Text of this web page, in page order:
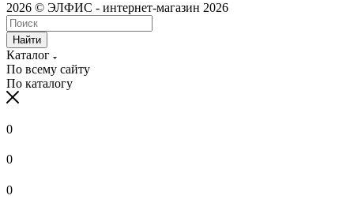
2026 © ЭЛФИС - интернет-магазин 2026
Найти
Каталог
По всему сайту
По каталогу
0
0
0